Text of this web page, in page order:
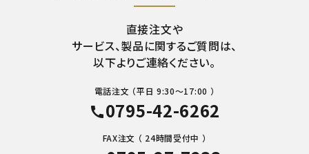
直接注文や
サービス、製品に関するご質問は、
以下よりご連絡ください。
電話注文 （平日 9:30～17:00 ）
call0795-42-6262
FAX注文 （ 24時間受付中 ）